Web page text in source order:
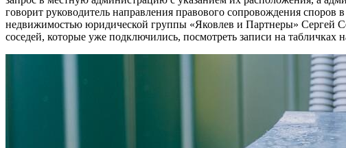
говорит руководитель направления правового сопровождения споров
недвижимостью юридической группы «Яковлев и Партнеры» Сергей
соседей, которые уже подключились, посмотреть записи на